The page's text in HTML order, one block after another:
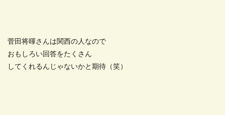
菅田将暉さんは関西の人なので
おもしろい回答をたくさん
してくれるんじゃないかと期待（笑）